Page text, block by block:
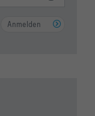
Anmelden